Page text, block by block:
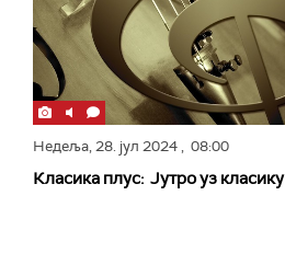
Недеља,28. јул 2024, 08:00
Класика плус: Јутро уз класику